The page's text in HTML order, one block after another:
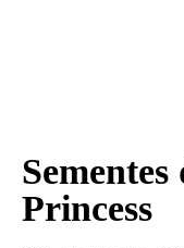
Princess